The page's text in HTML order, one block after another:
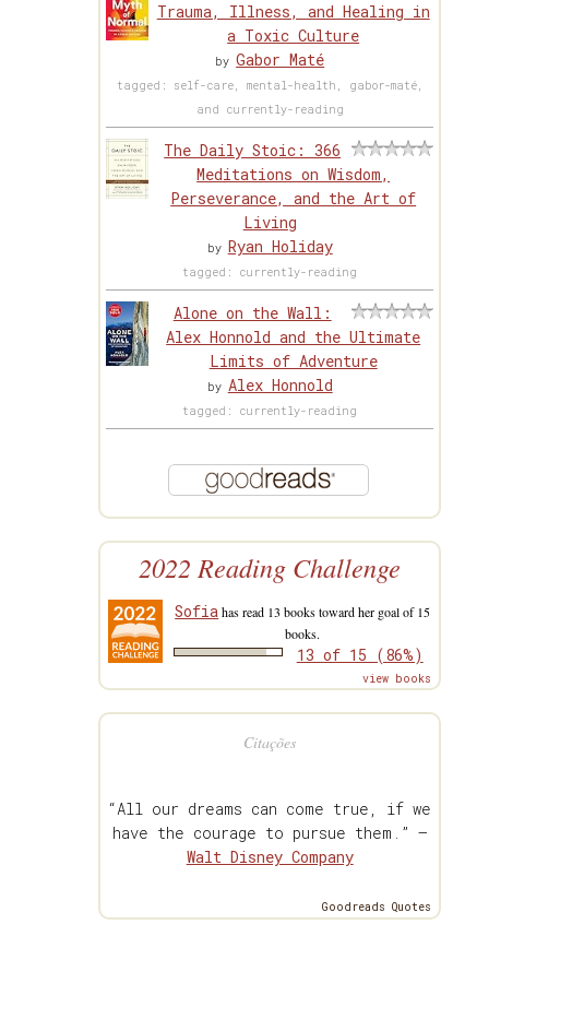
Trauma, Illness, and Healing in
a Toxic Culture
byGabor Maté
tagged: self-care, mental-health, gabor-maté,
and currently-reading
The Daily Stoic: 366
Meditations on Wisdom,
Perseverance, and the Art of
Living
by Ryan Holiday
tagged: currently-reading
Alone on the Wall:
Alex Honnold and the Ultimate
Limits of Adventure
by Alex Honnold
tagged: currently-reading
2022 Reading Challenge
Sofiahas read 13 books toward her goal of 15
books.
13 of 15 (86%)
view books
Citações
“All our dreams can come true, if we
have the courage to pursue them.” —
Walt Disney Company
Goodreads Quotes